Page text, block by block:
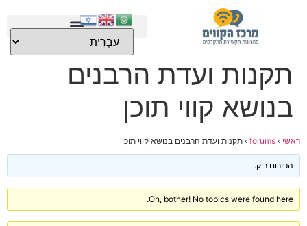
תקנות ועדת הרבנים
בנושא קווי תוכן
ראשי ›
forums
› תקנות ועדת הרבנים בנושא קווי תוכן
הפורום ריק.
Oh, bother! No topics were found here.